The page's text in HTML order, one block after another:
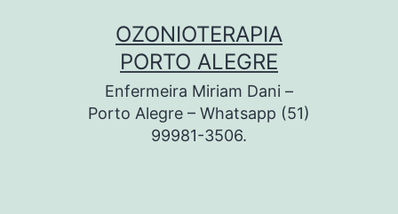
OZONIOTERAPIA
PORTO ALEGRE
Enfermeira Miriam Dani –
Porto Alegre – Whatsapp (51)
99981-3506.